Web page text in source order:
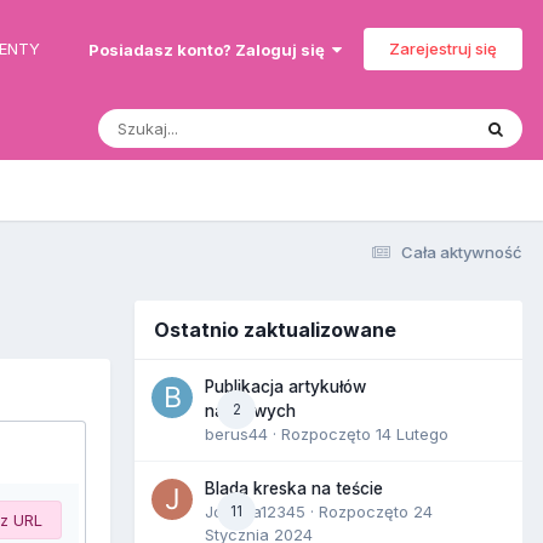
Posiadasz konto? Zaloguj się Zarejestruj się
Cała aktywność
URL
Ostatnio zaktualizowane
2
Publikacja artykułów
naukowych
berus44 · Rozpoczęto 14 Lutego
11
Blada kreska na teście
Joanna12345 · Rozpoczęto 24
Stycznia 2024